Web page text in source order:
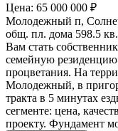
Цена: 65 000 000 ₽
Молодежный п,
общ. пл. дома 598.5
Вам стать
семейную
процветания. На
Молодежный, в
тракта в 5 минутах
сегменте: цена,
проекту. Фундамент